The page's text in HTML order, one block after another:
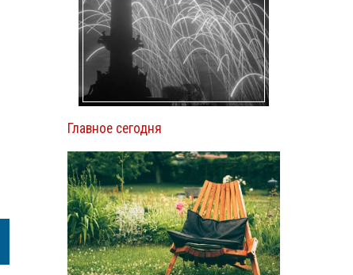
Главное сегодня